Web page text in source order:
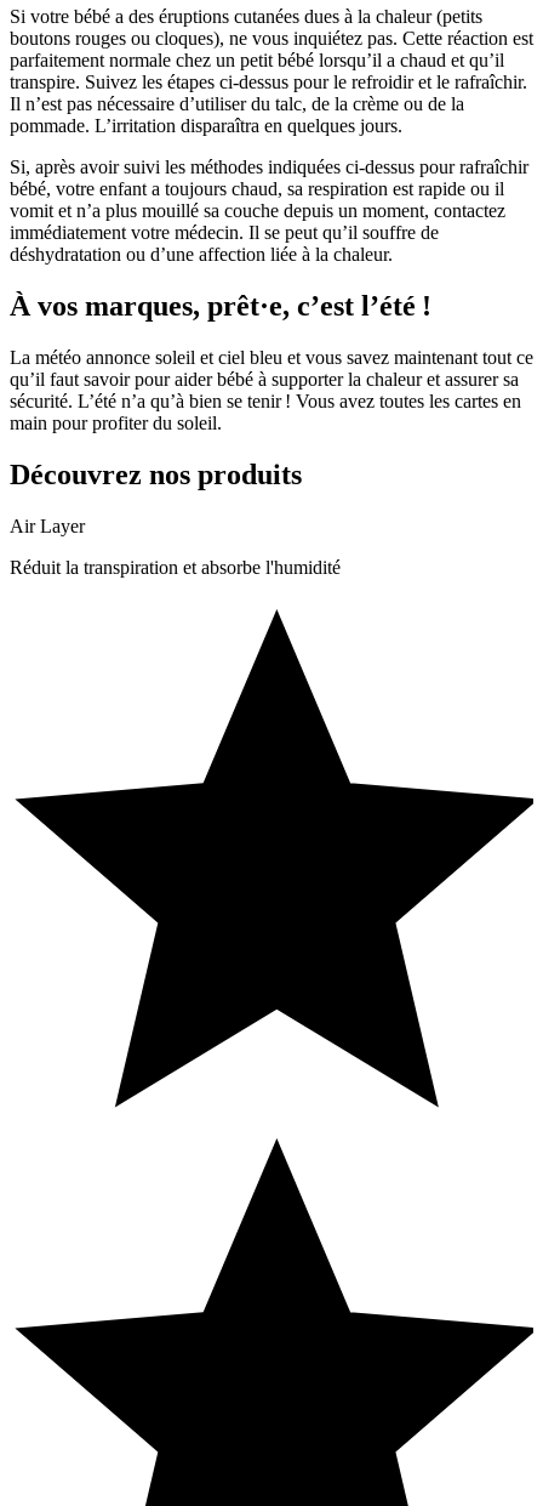
Si votre bébé a des éruptions cutanées dues à la chaleur (petits
boutons rouges ou cloques), ne vous inquiétez pas. Cette réaction est
parfaitement normale chez un petit bébé lorsqu’il a chaud et qu’il
transpire. Suivez les étapes ci-dessus pour le refroidir et le rafraîchir.
Il n’est pas nécessaire d’utiliser du talc, de la crème ou de la
pommade. L’irritation disparaîtra en quelques jours.
Si, après avoir suivi les méthodes indiquées ci-dessus pour rafraîchir
bébé, votre enfant a toujours chaud, sa respiration est rapide ou il
vomit et n’a plus mouillé sa couche depuis un moment, contactez
immédiatement votre médecin. Il se peut qu’il souffre de
déshydratation ou d’une affection liée à la chaleur.
À vos marques, prêt·e, c’est l’été !
La météo annonce soleil et ciel bleu et vous savez maintenant tout ce
qu’il faut savoir pour aider bébé à supporter la chaleur et assurer sa
sécurité. L’été n’a qu’à bien se tenir ! Vous avez toutes les cartes en
main pour profiter du soleil.
Découvrez nos produits
Air Layer
Réduit la transpiration et absorbe l'humidité